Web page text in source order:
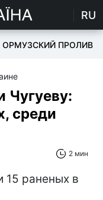
RU
ОРМУЗСКИЙ ПРОЛИВ
Чугуеву:
среди
2 мин
15 раненых в